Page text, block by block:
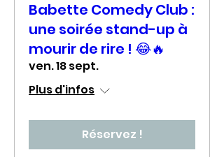
Babette Comedy Club :
une soirée stand-up à
mourir de rire ! 😂🔥
ven. 18 sept.
Plus d'infos
Réservez !